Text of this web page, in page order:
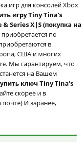
игр для консолей Xbox
игру Tiny Tina's
Series X|S (покупка на
по
в
США и многих
Мы гарантируем, что
на Вашем
ключ Tiny Tina's
скорее и в
И заранее,